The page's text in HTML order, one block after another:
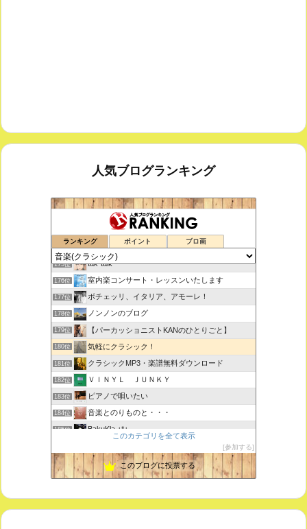
人気ブログランキング
ランキング ポイント ブロ画
鑑賞空間・忘れられない作品
174位 思えば遠くへ来たもんだ
175位 tak-talk
176位 室内楽コンサート・レッスンいたします
177位 ボチェッリ、イタリア、アモーレ！
178位 ノンノンのブログ
179位 【パーカッショニストKANのひとりごと】
180位 気軽にクラシック！
181位 クラシックMP3・楽譜無料ダウンロード
182位 ＶＩＮＹＬ ＪＵＮＫＹ
183位 ピアノで唄いたい
184位 音楽とのりものと・・・
185位 BakuKla +*+
187位 ときどき書きます♪
このカテゴリを全て表示
参加する
このブログに投票する